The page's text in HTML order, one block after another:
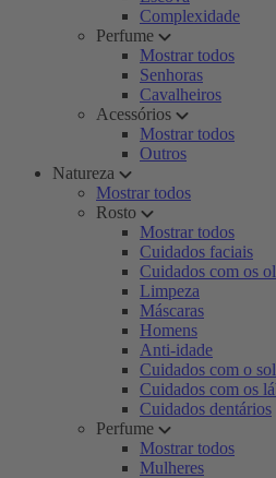
Complexidade
Perfume
Mostrar todos
Senhoras
Cavalheiros
Acessórios
Mostrar todos
Outros
Natureza
Mostrar todos
Rosto
Mostrar todos
Cuidados faciais
Cuidados com os
Limpeza
Máscaras
Homens
Anti-idade
Cuidados com o sol
Cuidados com os
Cuidados dentários
Perfume
Mostrar todos
Mulheres